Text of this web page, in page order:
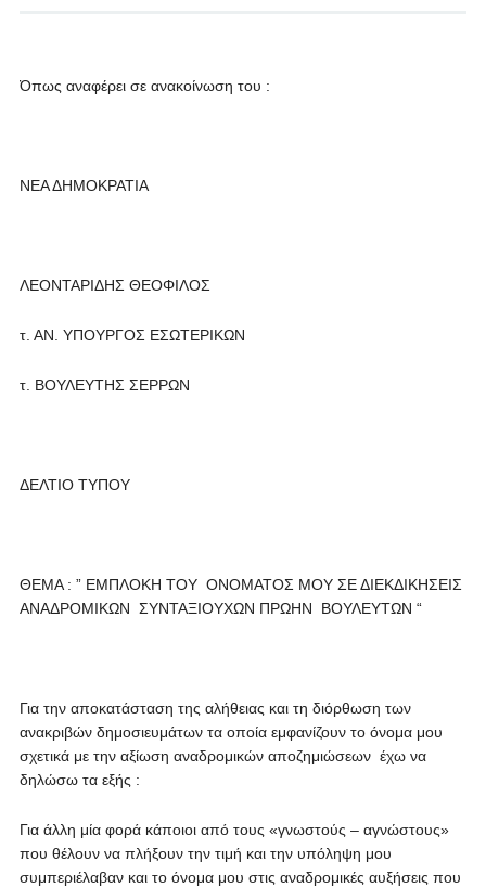
Όπως αναφέρει σε ανακοίνωση του :
ΝΕΑ ΔΗΜΟΚΡΑΤΙΑ
ΛΕΟΝΤΑΡΙΔΗΣ ΘΕΟΦΙΛΟΣ
τ. ΑΝ. ΥΠΟΥΡΓΟΣ ΕΣΩΤΕΡΙΚΩΝ
τ. ΒΟΥΛΕΥΤΗΣ ΣΕΡΡΩΝ
ΔΕΛΤΙΟ ΤΥΠΟΥ
ΘΕΜΑ : ” ΕΜΠΛΟΚΗ ΤΟΥ ΟΝΟΜΑΤΟΣ ΜΟΥ ΣΕ ΔΙΕΚΔΙΚΗΣΕΙΣ
ΑΝΑΔΡΟΜΙΚΩΝ ΣΥΝΤΑΞΙΟΥΧΩΝ ΠΡΩΗΝ ΒΟΥΛΕΥΤΩΝ “
Για την αποκατάσταση της αλήθειας και τη διόρθωση των
ανακριβών δημοσιευμάτων τα οποία εμφανίζουν το όνομα μου
σχετικά με την αξίωση αναδρομικών αποζημιώσεων έχω να
δηλώσω τα εξής :
Για άλλη μία φορά κάποιοι από τους «γνωστούς – αγνώστους»
που θέλουν να πλήξουν την τιμή και την υπόληψη μου
συμπεριέλαβαν και το όνομα μου στις αναδρομικές αυξήσεις που